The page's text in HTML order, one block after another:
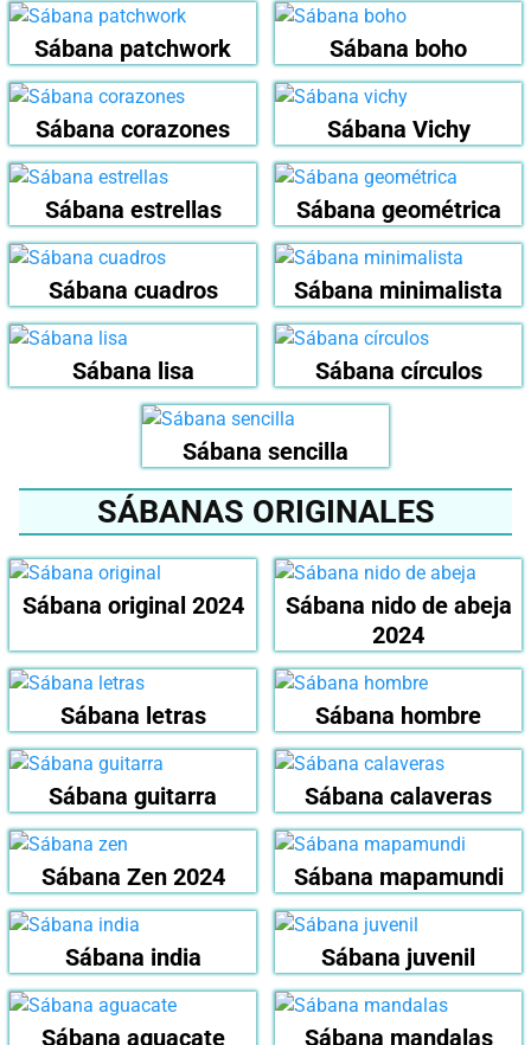
Sábana patchwork Sábana boho
Sábana corazones Sábana Vichy
Sábana estrellas Sábana geométrica
Sábana cuadros Sábana minimalista
Sábana lisa Sábana círculos
Sábana sencilla
SÁBANAS ORIGINALES
Sábana original 2024
Sábana nido de abeja
2024
Sábana letras Sábana hombre
Sábana guitarra Sábana calaveras
Sábana Zen 2024 Sábana mapamundi
Sábana india Sábana juvenil
Sábana aguacate Sábana mandalas